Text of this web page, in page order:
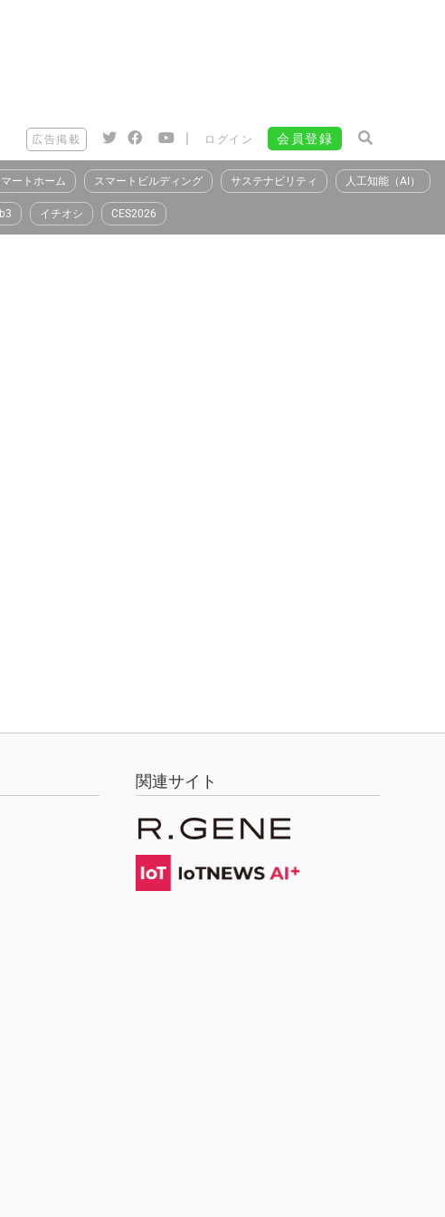
広告掲載 | ログイン 会員登録
ートホーム スマートビルディング サステナビリティ 人工知能（AI）
イチオシ CES2026
関連サイト